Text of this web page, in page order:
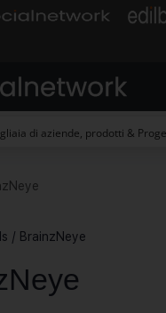
/ BrainzNeye